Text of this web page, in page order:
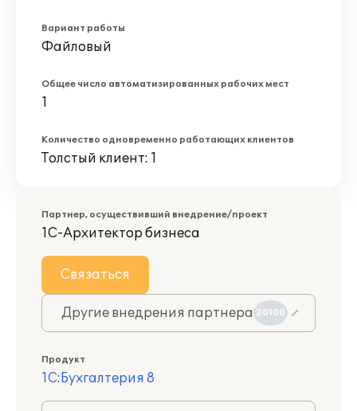
Вариант работы
Файловый
Общее число автоматизированных рабочих мест
1
Количество одновременно работающих клиентов
Толстый клиент: 1
Партнер, осуществивший внедрение/проект
1С-Архитектор бизнеса
Связаться
Другие внедрения партнера 20100
Продукт
1С:Бухгалтерия 8